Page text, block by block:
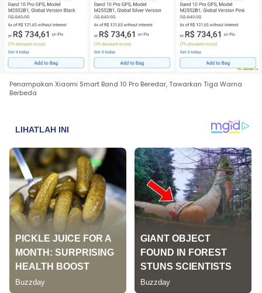
Penampakan Xiaomi Smart Band 10 Pro Beredar, Tawarkan Tiga Warna
Berbeda